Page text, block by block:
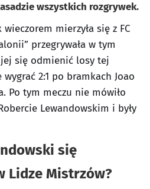
wszystkich rozgrywek.
mierzyła się z FC
przegrywała w tym
się odmienić losy tej
2:1 po bramkach Joao
Po tym meczu nie mówiło
Lewandowskim i były
się
Lidze Mistrzów?